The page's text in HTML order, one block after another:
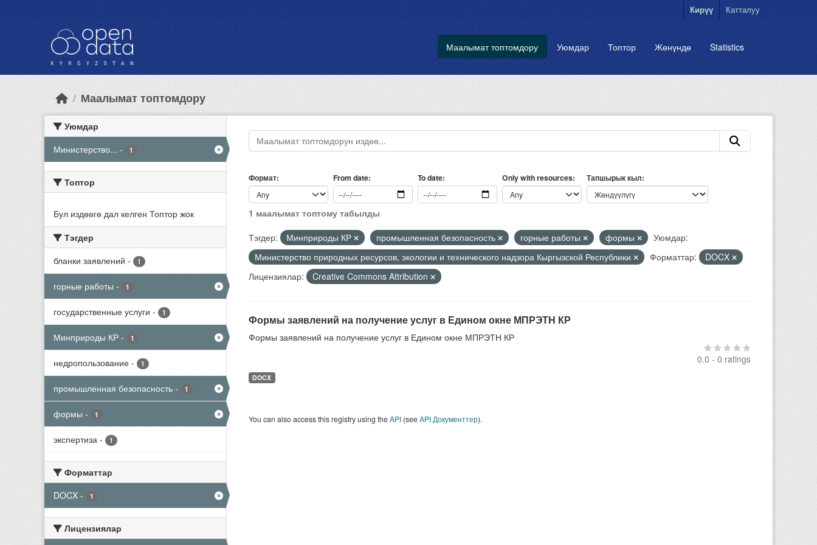
Кирүү Катталуу
Маалымат топтомдору Уюмдар Топтор Жөнүндө Statistics
Маалымат топтомдору
Уюмдар
Министерство... - 1
Топтор
Бул издөөгө дал келген Топтор жок
Тэгдер
бланки заявлений - 1
горные работы - 1
государственные услуги - 1
Минприроды КР - 1
недропользование - 1
промышленная безопасность - 1
формы - 1
экспертиза - 1
Форматтар
DOCX - 1
Лицензиялар
Формат From date To date Only with resources Тапшырык кыл
1 маалымат топтому табылды
Тэгдер:
Минприроды КР промышленная безопасность горные работы формы
Уюмдар:
Министерство природных ресурсов, экологии и технического надзора Кыргызской Республики
Форматтар:
DOCX
Лицензиялар:
Creative Commons Attribution
Формы заявлений на получение услуг в Едином окне МПРЭТН КР
Формы заявлений на получение услуг в Едином окне МПРЭТН КР
0.0 - 0 ratings
DOCX
You can also access this registry using theAPI(seeAPI Документтер).